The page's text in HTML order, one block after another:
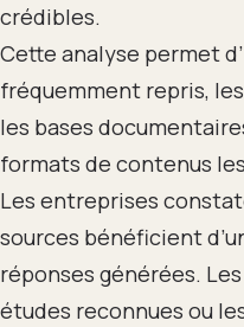
crédibles.
Cette analyse permet
fréquemment repris,
les bases
formats de contenus
Les entreprises
sources bénéficient
réponses générées.
études reconnues ou